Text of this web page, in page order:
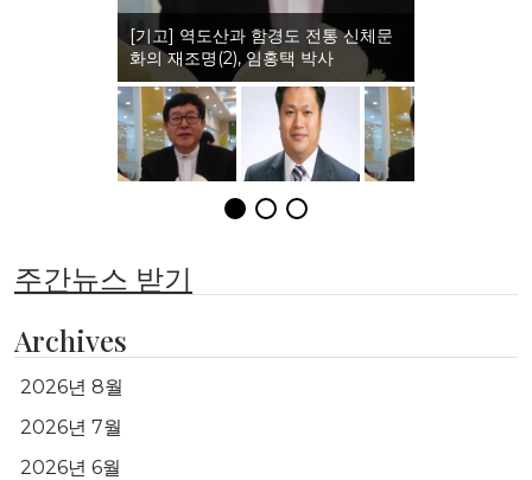
[기고] 역도산과 함경도 전통 신체문
화의 재조명(2), 임홍택 박사
주간뉴스 받기
Archives
2026년 8월
2026년 7월
2026년 6월